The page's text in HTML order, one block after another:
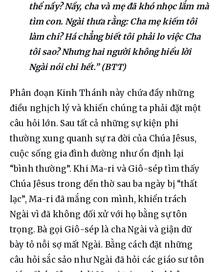
thể nầy? Nầy, cha và mẹ đã khó nhọc lắm mà
tìm con. Ngài thưa rằng: Cha mẹ kiếm tôi
làm chi? Há chẳng biết tôi phải lo việc Cha
tôi sao? Nhưng hai người không hiểu lời
Ngài nói chi hết.” (BTT)
Phân đoạn Kinh Thánh này chứa đầy những
điều nghịch lý và khiến chúng ta phải đặt một
câu hỏi lớn. Sau tất cả những sự kiện phi
thường xung quanh sự ra đời của Chúa Jêsus,
cuộc sống gia đình dường như ổn định lại
“bình thường”. Khi Ma-ri và Giô-sép tìm thấy
Chúa Jêsus trong đền thờ sau ba ngày bị “thất
lạc”, Ma-ri đã mắng con mình, khiển trách
Ngài vì đã không đối xử với họ bằng sự tôn
trọng. Bà gọi Giô-sép là cha Ngài và giận dữ
bày tỏ nỗi sợ mất Ngài. Bằng cách đặt những
câu hỏi sắc sảo như Ngài đã hỏi các giáo sư tôn